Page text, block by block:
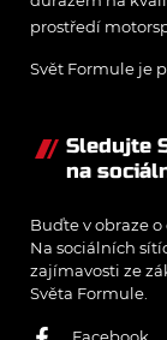
prostředí
Svět Formule je
Sledujte
na
Buďte v obraze o
Na sociálních
zajímavosti ze
Světa Formule.
Facebook